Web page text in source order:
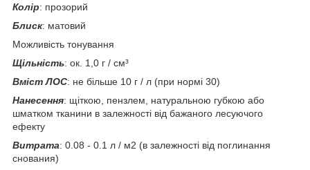
Колір: прозорий
Блиск: матовий
Можливість тонування
Щільність: ок. 1,0 г / см³
Вміст ЛОС: не більше 10 г / л (при нормі 30)
Нанесення: щіткою, пензлем, натуральною губкою або
шматком тканини в залежності від бажаного лесуючого
ефекту
Витрата: 0.08 - 0.1 л / м2 (в залежності від поглинання
снования)